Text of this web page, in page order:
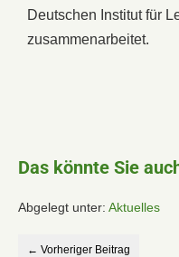
Deutschen Institut für
zusammenarbeitet.
Das könnte Sie
Abgelegt unter: Aktuelles
← Vorheriger Beitrag